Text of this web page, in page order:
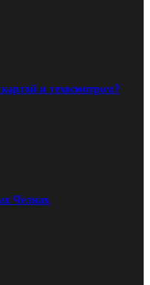
и техосмотром?
Челнах